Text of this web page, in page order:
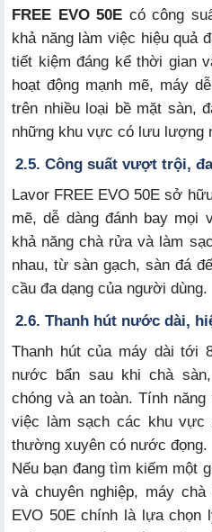
FREE EVO 50E có công
khả năng làm việc hiệu quả
tiết kiệm đáng kể thời gian
hoạt động mạnh mẽ, máy
trên nhiều loại bề mặt sàn,
những khu vực có lưu lượng
2.5. Công suất vượt trội,
Lavor FREE EVO 50E sở
mẽ, dễ dàng đánh bay mọi
khả năng chà rửa và làm
nhau, từ sàn gạch, sàn đá
cầu đa dạng của người dùng.
2.6. Thanh hút nước dài,
Thanh hút của máy dài tới
nước bẩn sau khi chà
chóng và an toàn. Tính
việc làm sạch các khu
thường xuyên có nước đọng.
Nếu bạn đang tìm kiếm một
và chuyên nghiệp, máy
EVO 50E chính là lựa chọn